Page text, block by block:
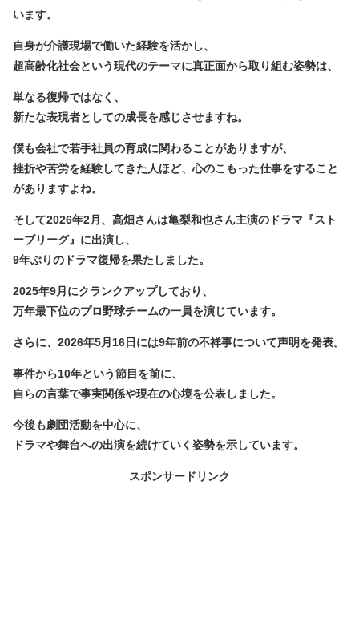
います。
自身が介護現場で働いた経験を活かし、
超高齢化社会という現代のテーマに真正面から取り組む姿勢は、
単なる復帰ではなく、
新たな表現者としての成長を感じさせますね。
僕も会社で若手社員の育成に関わることがありますが、
挫折や苦労を経験してきた人ほど、心のこもった仕事をすること
がありますよね。
そして2026年2月、高畑さんは亀梨和也さん主演のドラマ『スト
ーブリーグ』に出演し、
9年ぶりのドラマ復帰を果たしました。
2025年9月にクランクアップしており、
万年最下位のプロ野球チームの一員を演じています。
さらに、2026年5月16日には9年前の不祥事について声明を発表。
事件から10年という節目を前に、
自らの言葉で事実関係や現在の心境を公表しました。
今後も劇団活動を中心に、
ドラマや舞台への出演を続けていく姿勢を示しています。
スポンサードリンク